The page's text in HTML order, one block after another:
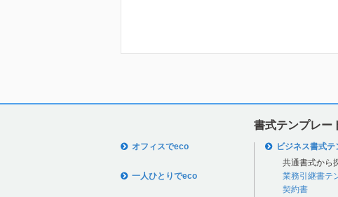
書式テンプレー
オフィスでeco
一人ひとりでeco
ビジネス書式テ
共通書式から
業務引継書テ
契約書